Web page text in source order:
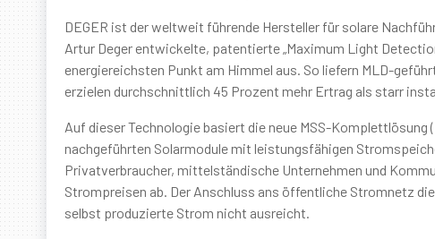
DEGER ist der weltweit führende Hersteller für solare
Artur Deger entwickelte, patentierte „Maximum Light
energiereichsten Punkt am Himmel aus. So liefern MLD-
erzielen durchschnittlich 45 Prozent mehr Ertrag als starr
Auf dieser Technologie basiert die neue MSS-Komplettlösung
nachgeführten Solarmodule mit leistungsfähigen
Privatverbraucher, mittelständische Unternehmen und
Strompreisen ab. Der Anschluss ans öffentliche Stromnetz
selbst produzierte Strom nicht ausreicht.